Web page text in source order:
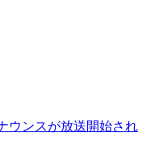
ウンスが放送開始され